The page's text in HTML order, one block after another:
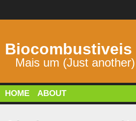
Biocombustiveis
Mais um (Just
HOME ABOUT